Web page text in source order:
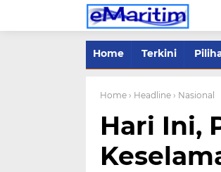
Home Terkini
Home › Headline › Nasional
Hari Ini,